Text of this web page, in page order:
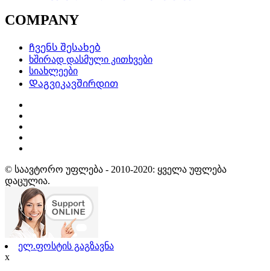
COMPANY
Ჩვენს შესახებ
ხშირად დასმული კითხვები
სიახლეები
Დაგვიკავშირდით
© საავტორო უფლება - 2010-2020: ყველა უფლება
დაცულია.
ელ.ფოსტის გაგზავნა
x